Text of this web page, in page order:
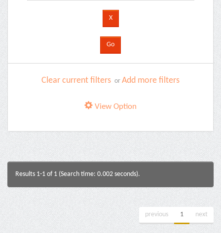
Clear current filters or Add more filters
View Option
Results 1-1 of 1 (Search time: 0.002 seconds).
previous 1 next